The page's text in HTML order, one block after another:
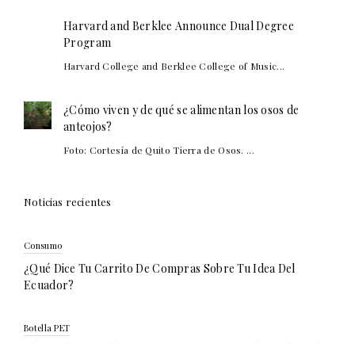
Harvard and Berklee Announce Dual Degree
Program
Harvard College and Berklee College of Music...
¿Cómo viven y de qué se alimentan los osos de
anteojos?
Foto: Cortesía de Quito Tierra de Osos. ...
Noticias recientes
Consumo
¿Qué Dice Tu Carrito De Compras Sobre Tu Idea Del
Ecuador?
Botella PET